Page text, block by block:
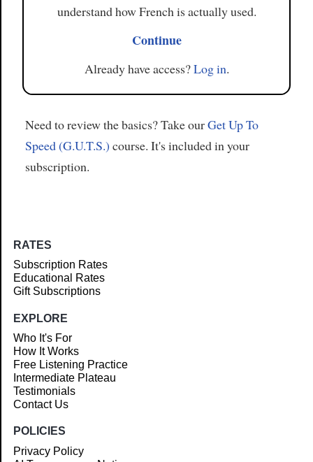
understand how French is actually used.
Continue
Already have access?Log in.
Need to review the basics? Take ourGet Up To
Speed (G.U.T.S.) course. It's included in your
subscription.
RATES
Subscription Rates
Educational Rates
Gift Subscriptions
EXPLORE
Who It's For
How It Works
Free Listening Practice
Intermediate Plateau
Testimonials
Contact Us
POLICIES
Privacy Policy